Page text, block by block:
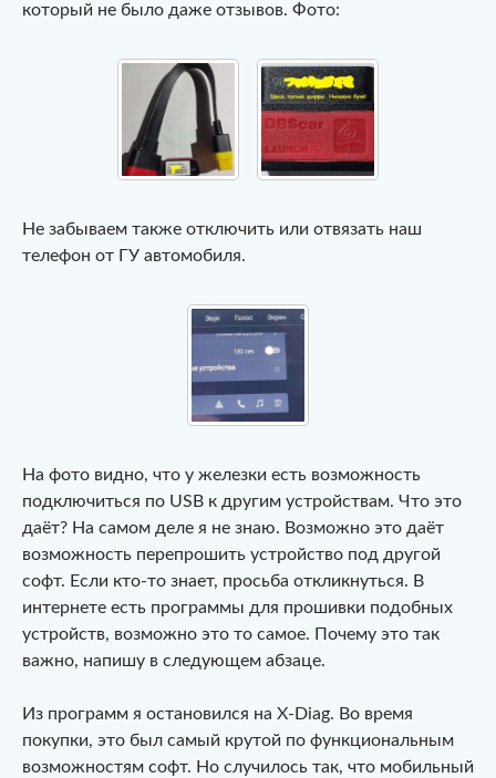
который не было даже отзывов. Фото:
Не забываем также отключить или отвязать наш
телефон от ГУ автомобиля.
На фото видно, что у железки есть возможность
подключиться по USB к другим устройствам. Что это
даёт? На самом деле я не знаю. Возможно это даёт
возможность перепрошить устройство под другой
софт. Если кто-то знает, просьба откликнуться. В
интернете есть программы для прошивки подобных
устройств, возможно это то самое. Почему это так
важно, напишу в следующем абзаце.
Из программ я остановился на X-Diag. Во время
покупки, это был самый крутой по функциональным
возможностям софт. Но случилось так, что мобильный